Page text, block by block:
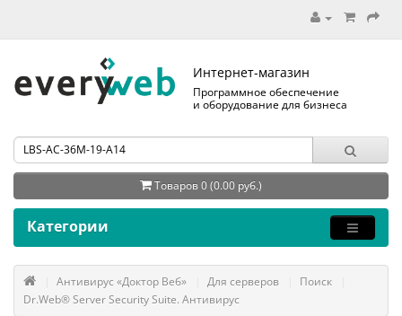
Интернет-магазин
Программное обеспечение
и оборудование для бизнеса
Товаров 0 (0.00 руб.)
Категории
Антивирус «Доктор Веб» Для серверов
Поиск
Dr.Web® Server Security Suite. Антивирус